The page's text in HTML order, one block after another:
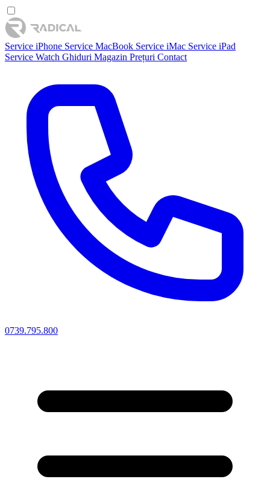
Service iPhone Service MacBook Service iMac Service iPad
Service Watch Ghiduri Magazin Prețuri Contact
0739.795.800